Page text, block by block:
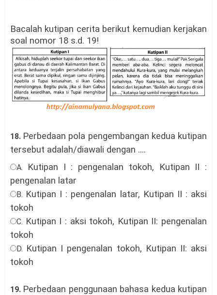
Bacalah kutipan cerita berikut kemudian kerjakan
soal nomor 18 s.d. 19!
18. Perbedaan pola pengembangan kedua kutipan
tersebut adalah/diawali dengan ....
A.
Kutipan I : pengenalan tokoh, Kutipan II :
pengenalan latar
B. Kutipan I : pengenalan latar, Kutipan II : aksi
tokoh
C. Kutipan I : aksi tokoh, Kutipan II: pengenalan
tokoh
D. Kutipan I pengenalan tokoh, Kutipan II: aksi
tokoh
19. Perbedaan penggunaan bahasa kedua kutipan